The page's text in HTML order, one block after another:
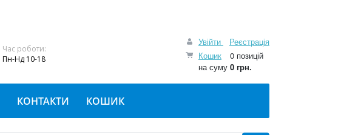
Увійти
Реєстрація
Кошик
0 позицій
на суму 0 грн.
Час роботи:
Пн-Нд 10-18
КОНТАКТИ КОШИК